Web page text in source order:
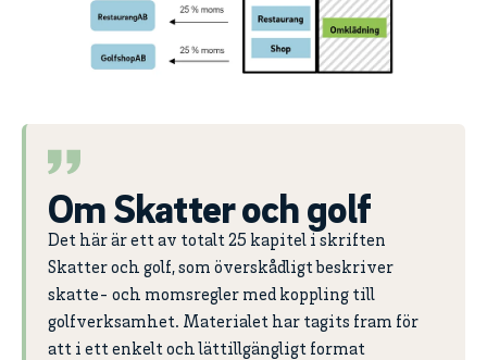
Om Skatter och golf
Det här är ett av totalt 25 kapitel i skriften
Skatter och golf, som överskådligt beskriver
skatte- och momsregler med koppling till
golfverksamhet. Materialet har tagits fram för
att i ett enkelt och lättillgängligt format